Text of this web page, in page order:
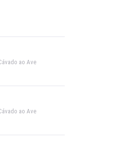
ao Ave
ao Ave